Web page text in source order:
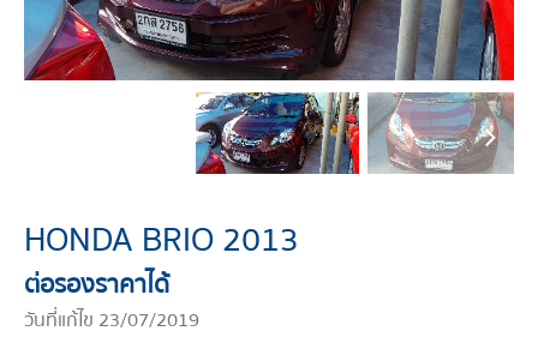
HONDA BRIO 2013
ต่อรองราคาได้
วันที่แก้ไข 23/07/2019